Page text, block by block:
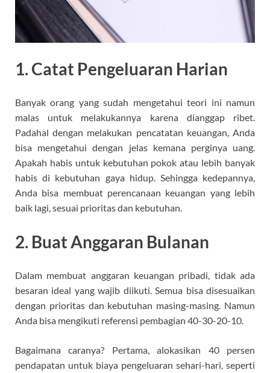
1. Catat Pengeluaran Harian
Banyak orang yang sudah mengetahui teori ini namun
malas untuk melakukannya karena dianggap ribet.
Padahal dengan melakukan pencatatan keuangan, Anda
bisa mengetahui dengan jelas kemana perginya uang.
Apakah habis untuk kebutuhan pokok atau lebih banyak
habis di kebutuhan gaya hidup. Sehingga kedepannya,
Anda bisa membuat perencanaan keuangan yang lebih
baik lagi, sesuai prioritas dan kebutuhan.
2. Buat Anggaran Bulanan
Dalam membuat anggaran keuangan pribadi, tidak ada
besaran ideal yang wajib diikuti. Semua bisa disesuaikan
dengan prioritas dan kebutuhan masing-masing. Namun
Anda bisa mengikuti referensi pembagian 40-30-20-10.
Bagaimana caranya? Pertama, alokasikan 40 persen
pendapatan untuk biaya pengeluaran sehari-hari, seperti